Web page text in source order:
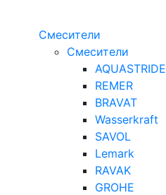
Смесители
Смесители
AQUASTRIDE
REMER
BRAVAT
Wasserkraft
SAVOL
Lemark
RAVAK
GROHE